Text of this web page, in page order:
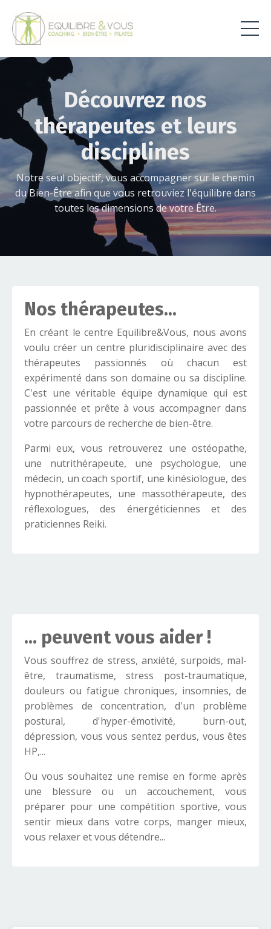
Découvrez nos
thérapeutes et leurs
disciplines
Notre seul objectif, vous accompagner sur le chemin
du Bien-Être afin que vous retrouviez l'équilibre dans
toutes les dimensions de votre Être.
Nos thérapeutes...
En créant le centre Equilibre&Vous, nous avons
voulu créer un centre pluridisciplinaire avec des
thérapeutes passionnés où chacun est
expérimenté dans son domaine ou sa discipline.
C'est une véritable équipe dynamique qui est
passionnée et prête à vous accompagner dans
votre parcours de recherche de bien-être.
Parmi eux, vous retrouverez une ostéopathe,
une nutrithérapeute, une psychologue, une
médecin, un coach sportif, une kinésiologue, des
hypnothérapeutes, une massothérapeute, des
réflexologues, des énergéticiennes et des
praticiennes Reiki.
... peuvent vous aider !
Vous souffrez de stress, anxiété, surpoids, mal-
être, traumatisme, stress post-traumatique,
douleurs ou fatigue chroniques, insomnies, de
problèmes de concentration, d'un problème
postural, d'hyper-émotivité, burn-out,
dépression, vous vous sentez perdus, vous êtes
HP,...
Ou vous souhaitez une remise en forme après
une blessure ou un accouchement, vous
préparer pour une compétition sportive, vous
sentir mieux dans votre corps, manger mieux,
vous relaxer et vous détendre...